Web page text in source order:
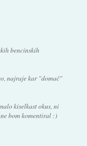
bencinskih
najraje kar "domač"
kiselkast okus, ni
bom komentiral :)